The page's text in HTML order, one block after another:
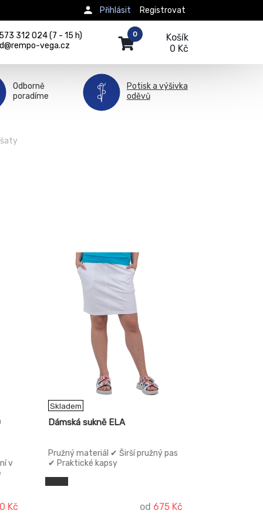
Registrovat
Přihlásit
312 024 (7 - 15 h)
vega.cz
Košík
0 Kč
0
Odborně
poradíme
Potisk a výšivka
oděvů
v
Kč
Skladem
Dámská sukně ELA
Pružný materiál ✔ Širší pružný pas
✔ Praktické kapsy
od 675 Kč